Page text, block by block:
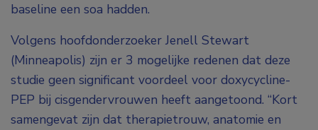
baseline een soa hadden.
Volgens hoofdonderzoeker Jenell Stewart
(Minneapolis) zijn er 3 mogelijke redenen dat deze
studie geen significant voordeel voor doxycycline-
PEP bij cisgendervrouwen heeft aangetoond. “Kort
samengevat zijn dat therapietrouw, anatomie en